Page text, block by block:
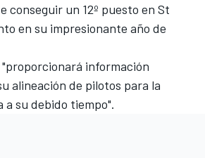
conseguir un 12º puesto en St
en su impresionante año de
información
alineación de pilotos para la
su debido tiempo".